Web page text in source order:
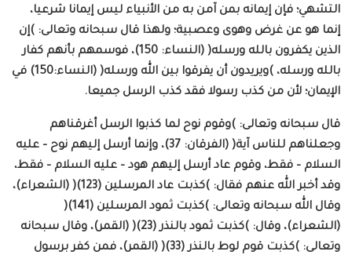
التشهي؛ فإن إيمانه بمن آمن به من الأنبياء ليس إيمانا شرعيا،
إنما هو عن غرض وهوى وعصبية؛ ولهذا قال سبحانه وتعالى: )إن
الذين يكفرون بالله ورسله( (النساء: 150)، فوسمهم بأنهم كفار
بالله ورسله، )ويريدون أن يفرقوا بين الله ورسله( (النساء:150) في
الإيمان؛ لأن من كذب رسولا فقد كذب الرسل جميعا.
قال سبحانه وتعالى: )وقوم نوح لما كذبوا الرسل أغرقناهم
وجعلناهم للناس آية( (الفرقان: 37)، وإنما أرسل إليهم نوح – عليه
السلام – فقط، وقوم عاد أرسل إليهم هود – عليه السلام – فقط،
وقد أخبر الله عنهم فقال: )كذبت عاد المرسلين (123)( (الشعراء)،
وقال الله سبحانه وتعالى: )كذبت ثمود المرسلين (141)(
(الشعراء)، وقال: )كذبت ثمود بالنذر (23)( (القمر)، وقال سبحانه
وتعالى: )كذبت قوم لوط بالنذر (33)( (القمر)، فمن كفر برسول